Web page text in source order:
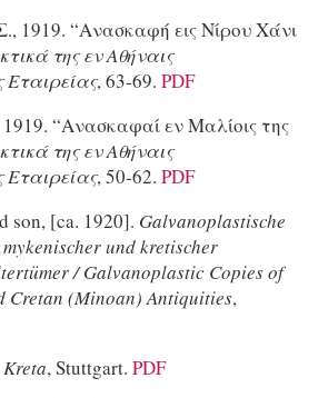
1919. “Ανασκαφή εις Νίρου Χάνι
της εν Αθήναις
Εταιρείας, 63-69. PDF
1919. “Ανασκαφαί εν Μαλίοις της
της εν Αθήναις
Εταιρείας, 50-62. PDF
son, [ca. 1920]. Galvanoplastische
und kretischer
/ Galvanoplastic Copies of
Cretan (Minoan) Antiquities,
Kreta, Stuttgart. PDF